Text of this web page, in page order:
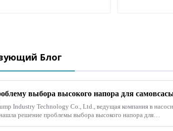
Блог
Industry Technology Co., Ltd., ведущая компания в
решение проблемы выбора высокого напора для